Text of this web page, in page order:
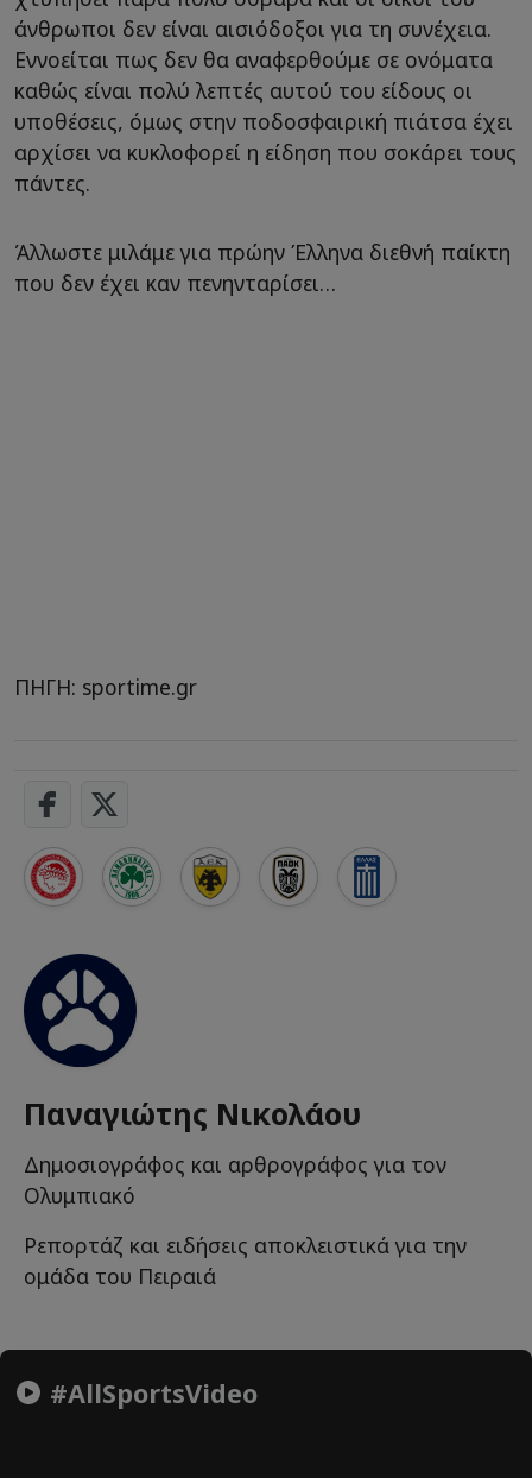
άνθρωποι δεν είναι αισιόδοξοι για τη συνέχεια.
Εννοείται πως δεν θα αναφερθούμε σε ονόματα
καθώς είναι πολύ λεπτές αυτού του είδους οι
υποθέσεις, όμως στην ποδοσφαιρική πιάτσα έχει
αρχίσει να κυκλοφορεί η είδηση που σοκάρει τους
πάντες.
Άλλωστε μιλάμε για πρώην Έλληνα διεθνή παίκτη
που δεν έχει καν πενηνταρίσει…
ΠΗΓΗ: sportime.gr
Παναγιώτης Νικολάου
Δημοσιογράφος και αρθρογράφος για τον
Ολυμπιακό
Ρεπορτάζ και ειδήσεις αποκλειστικά για την
ομάδα του Πειραιά
#AllSportsVideo